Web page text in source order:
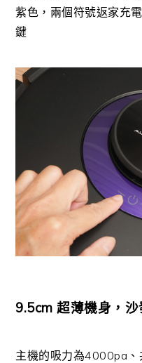
紫色，兩個符號返家充
鍵
9.5cm 超薄機身，
主機的吸力為4000pa、